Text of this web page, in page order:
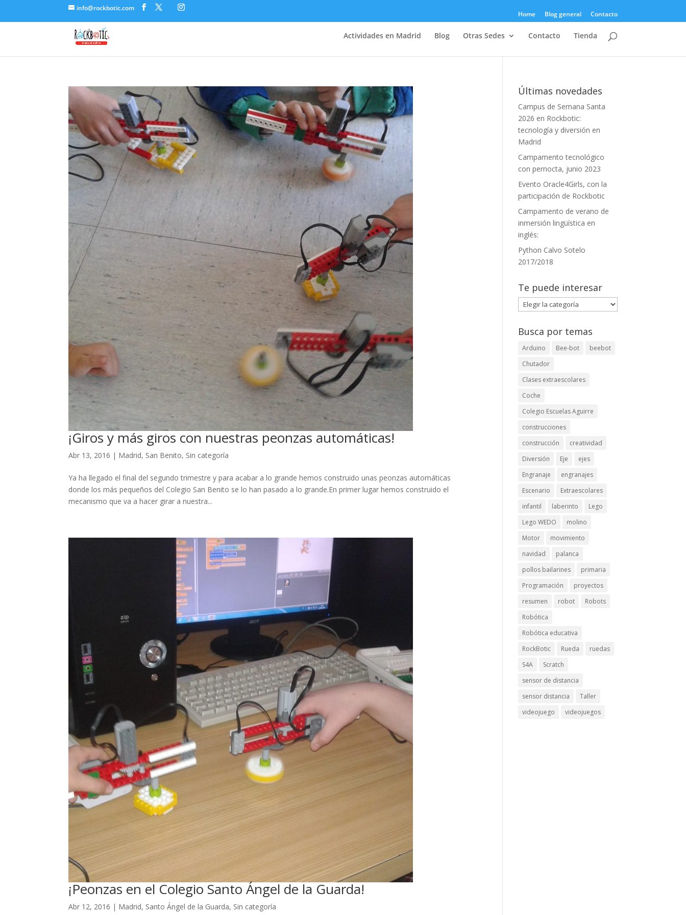
info@rockbotic.com
Home Blog general Contacto
Actividades en Madrid Blog Otras Sedes Contacto Tienda
¡Giros y más giros con nuestras peonzas automáticas!
Abr 13, 2016 | Madrid, San Benito, Sin categoría
Ya ha llegado el final del segundo trimestre y para acabar a lo grande hemos construido unas peonzas automáticas
donde los más pequeños del Colegio San Benito se lo han pasado a lo grande.En primer lugar hemos construido el
mecanismo que va a hacer girar a nuestra...
¡Peonzas en el Colegio Santo Ángel de la Guarda!
Abr 12, 2016 | Madrid, Santo Ángel de la Guarda, Sin categoría
Últimas novedades
Campus de Semana Santa
2026 en Rockbotic:
tecnología y diversión en
Madrid
Campamento tecnológico
con pernocta, junio 2023
Evento Oracle4Girls, con la
participación de Rockbotic
Campamento de verano de
inmersión lingüística en
inglés:
Python Calvo Sotelo
2017/2018
Te puede interesar
Te
puede
interesar
Busca por temas
Arduino Bee-bot
beebot
Chutador
Clases extraescolares
Coche
Colegio Escuelas Aguirre
construcciones
construcción
creatividad
Diversión
Eje
ejes
Engranaje
engranajes
Escenario
Extraescolares
infantil
laberinto
Lego
Lego WEDO
molino
Motor
movimiento
navidad
palanca
pollos bailarines
primaria
Programación
proyectos
resumen
robot
Robots
Robótica
Robótica educativa
RockBotic
Rueda
ruedas
S4A
Scratch
sensor de distancia
sensor distancia
Taller
videojuego
videojuegos